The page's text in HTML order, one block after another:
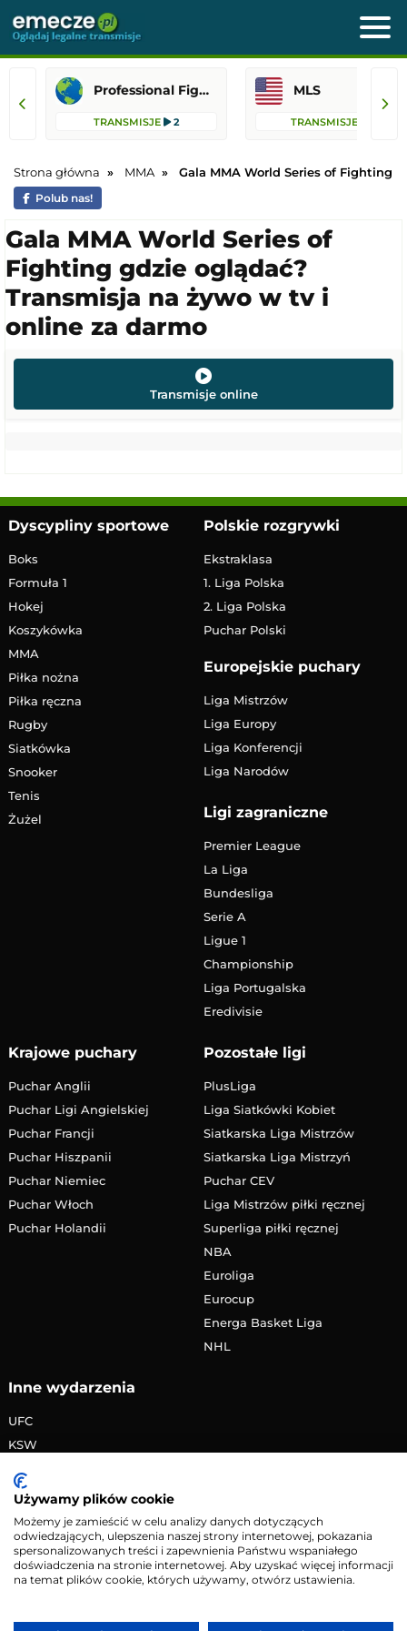
Professional Fighters League
TRANSMISJE 2
MLS
TRANSMISJE
Strona główna MMA Gala MMA World Series of Fighting
Polub nas!
Gala MMA World Series of
Fighting gdzie oglądać?
Transmisja na żywo w tv i
online za darmo
Transmisje online
Dyscypliny sportowe
Boks
Formuła 1
Hokej
Koszykówka
MMA
Piłka nożna
Piłka ręczna
Rugby
Siatkówka
Snooker
Tenis
Żużel
Polskie rozgrywki
Ekstraklasa
1. Liga Polska
2. Liga Polska
Puchar Polski
Europejskie puchary
Liga Mistrzów
Liga Europy
Liga Konferencji
Liga Narodów
Ligi zagraniczne
Premier League
La Liga
Bundesliga
Serie A
Ligue 1
Championship
Liga Portugalska
Eredivisie
Krajowe puchary
Puchar Anglii
Puchar Ligi Angielskiej
Puchar Francji
Puchar Hiszpanii
Puchar Niemiec
Puchar Włoch
Puchar Holandii
Pozostałe ligi
PlusLiga
Liga Siatkówki Kobiet
Siatkarska Liga Mistrzów
Siatkarska Liga Mistrzyń
Puchar CEV
Liga Mistrzów piłki ręcznej
Superliga piłki ręcznej
NBA
Euroliga
Eurocup
Energa Basket Liga
NHL
Inne wydarzenia
UFC
KSW
PRIME MMA
Żużlowa Ekstraliga
Speedway Grand Prix
Skoki narciarskie
Używamy plików cookie
Możemy je zamieścić w celu analizy danych dotyczących
odwiedzających, ulepszenia naszej strony internetowej, pokazania
spersonalizowanych treści i zapewnienia Państwu wspaniałego
doświadczenia na stronie internetowej. Aby uzyskać więcej informacji
na temat plików cookie, których używamy, otwórz ustawienia.